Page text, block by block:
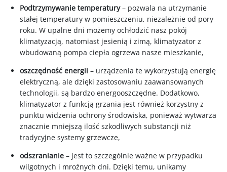
Podtrzymywanie temperatury– pozwala na utrzymanie
stałej temperatury w pomieszczeniu, niezależnie od pory
roku. W upalne dni możemy ochłodzić nasz pokój
klimatyzacją, natomiast jesienią i zimą, klimatyzator z
wbudowaną pompa ciepła ogrzewa nasze mieszkanie,
oszczędność energii – urządzenia te wykorzystują energię
elektryczną, ale dzięki zastosowaniu zaawansowanych
technologii, są bardzo energooszczędne. Dodatkowo,
klimatyzator z funkcją grzania jest również korzystny z
punktu widzenia ochrony środowiska, ponieważ wytwarza
znacznie mniejszą ilość szkodliwych substancji niż
tradycyjne systemy grzewcze,
odszranianie– jest to szczególnie ważne w przypadku
wilgotnych i mroźnych dni. Dzięki temu, unikamy